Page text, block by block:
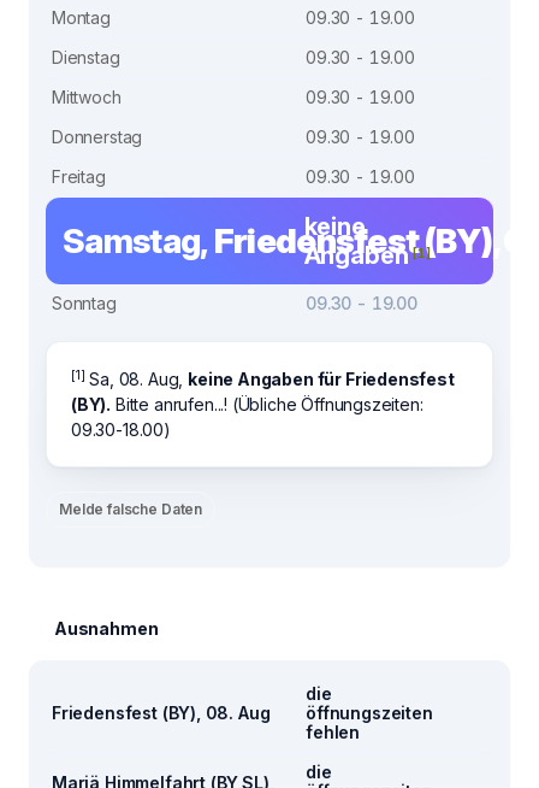
Montag
09.30 - 19.00
Dienstag
09.30 - 19.00
Mittwoch
09.30 - 19.00
Donnerstag
09.30 - 19.00
Freitag
09.30 - 19.00
Samstag,Friedensfest (BY),
keine
Angaben [1]
Sonntag 09.30 - 19.00
[1] Sa, 08. Aug, keine Angaben für Friedensfest
(BY). Bitte anrufen...! (Übliche Öffnungszeiten:
09.30-18.00)
Melde falsche Daten
Ausnahmen
Friedensfest (BY), 08. Aug
die
öffnungszeiten
fehlen
Mariä Himmelfahrt (BY,SL),
die